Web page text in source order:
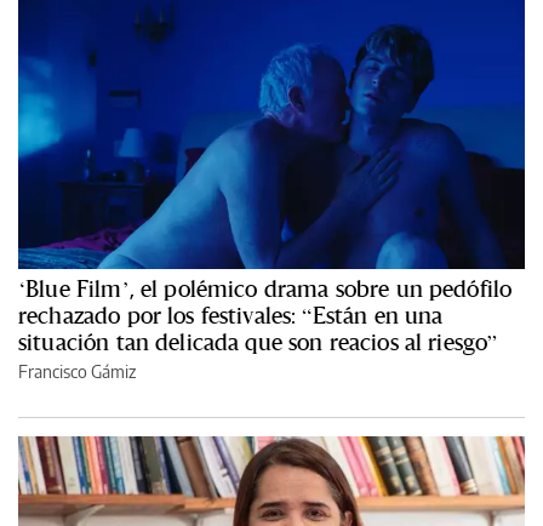
‘Blue Film’, el polémico drama sobre un pedófilo
rechazado por los festivales: “Están en una
situación tan delicada que son reacios al riesgo”
Francisco Gámiz